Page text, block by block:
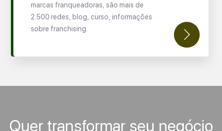
marcas franqueadoras, são mais de
2.500 redes, blog, curso, informações
sobre franchising.
Quer transformar seu negócio